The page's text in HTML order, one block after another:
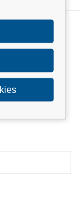
und
über das